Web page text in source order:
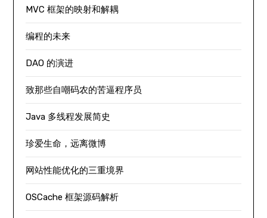
MVC 框架的映射和解耦
编程的未来
DAO 的演进
致那些自嘲码农的苦逼程序员
Java 多线程发展简史
珍爱生命，远离微博
网站性能优化的三重境界
OSCache 框架源码解析